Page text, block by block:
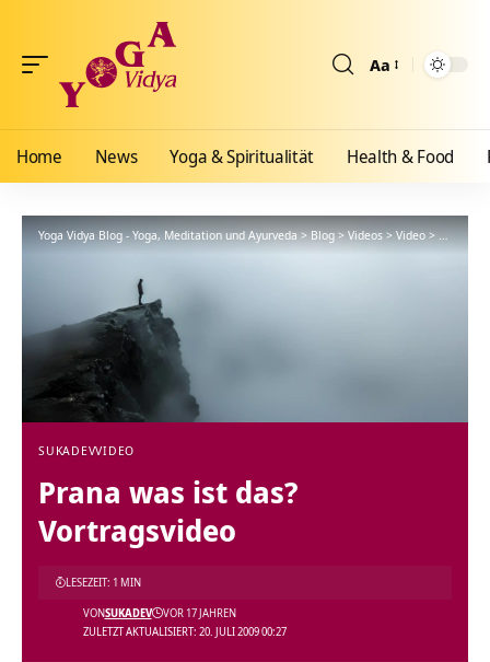
Aa
Home News Yoga & Spiritualität Health & Food
Yoga Vidya Blog - Yoga, Meditation und Ayurveda>Blog>Videos>Video>Prana
SUKADEVVIDEO
Prana was ist das?
Vortragsvideo
ZULETZT AKTUALISIERT: 20. JULI 2009 00:27
VONSUKADEV VOR 17 JAHREN
LESEZEIT: 1 MIN